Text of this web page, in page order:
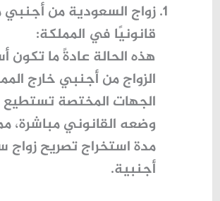
زواج السعودية من
قانونيًا في المملكة:
هذه الحالة عادةً ما تكون
الزواج من أجنبي خارج
الجهات المختصة
وضعه القانوني مباشرة،
مدةاستخراج تصريح
أجنبية.